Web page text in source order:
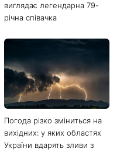
виглядає легендарна 79-
річна співачка
Погода різко зміниться на
вихідних: у яких областях
України вдарять зливи з